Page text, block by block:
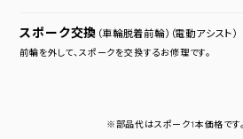
スポーク交換 （車輪脱着前輪） （電動アシスト）
前輪を外して、スポークを交換するお修理です。
※部品代はスポーク1本価格です